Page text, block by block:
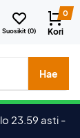
Suosikit (0)
0
Kori
Hae
23.59 asti -